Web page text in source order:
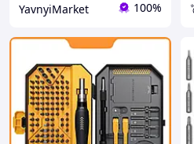
YavnyiMarket 100%